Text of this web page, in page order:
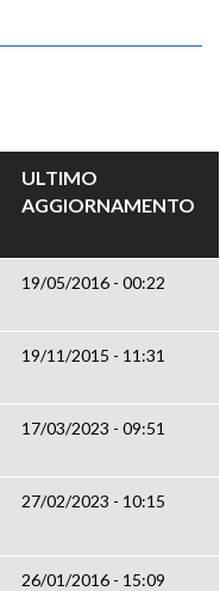
ULTIMO
AGGIORNAMENTO
19/05/2016 - 00:22
19/11/2015 - 11:31
17/03/2023 - 09:51
27/02/2023 - 10:15
26/01/2016 - 15:09